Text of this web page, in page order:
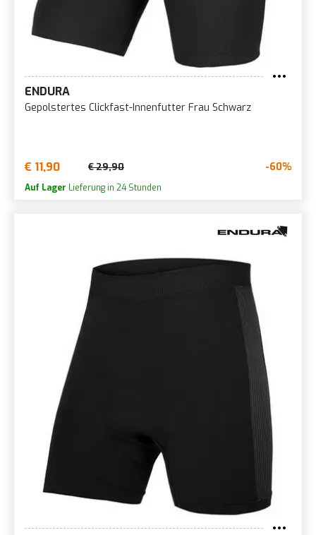
ENDURA
Gepolstertes Clickfast-Innenfutter Frau Schwarz
€ 11,90 € 29,90 -60%
Auf Lager Lieferung in 24 Stunden